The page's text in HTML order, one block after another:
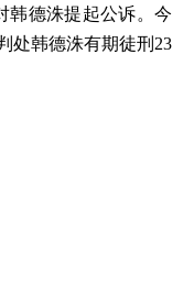
韩德洙提起公诉。今
处韩德洙有期徒刑23